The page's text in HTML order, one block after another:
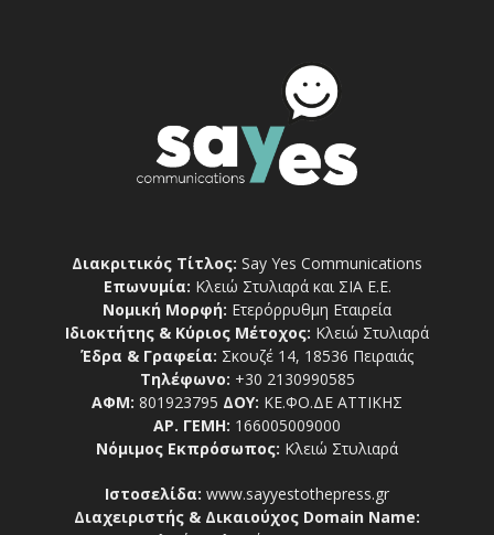
Διακριτικός Τίτλος: Say Yes Communications
Επωνυμία: Κλειώ Στυλιαρά και ΣΙΑ Ε.Ε.
Νομική Μορφή: Ετερόρρυθμη Εταιρεία
Ιδιοκτήτης & Κύριος Μέτοχος: Κλειώ Στυλιαρά
Έδρα & Γραφεία: Σκουζέ 14, 18536 Πειραιάς
Τηλέφωνο: +30 2130990585
ΑΦΜ: 801923795 ΔΟΥ: ΚΕ.ΦΟ.ΔΕ ΑΤΤΙΚΗΣ
ΑΡ. ΓΕΜΗ: 166005009000
Νόμιμος Εκπρόσωπος: Κλειώ Στυλιαρά
Ιστοσελίδα: www.sayyestothepress.gr
Διαχειριστής & Δικαιούχος Domain Name: